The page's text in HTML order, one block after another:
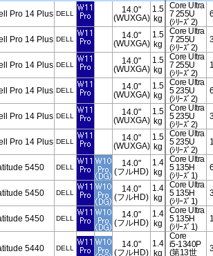
Pro 14 Plus DELL
14.0"
(WUXGA)
1.5
kg
Core Ultra
7 255U
(ｼﾘｰｽﾞ2)
Pro 14 Plus DELL
14.0"
(WUXGA)
1.5
kg
Core Ultra
7 255U
(ｼﾘｰｽﾞ2)
Pro 14 Plus DELL
14.0"
(WUXGA)
1.5
kg
Core Ultra
7 255U
(ｼﾘｰｽﾞ2)
Pro 14 Plus DELL
14.0"
(WUXGA)
1.5
kg
Core Ultra
5 235U
(ｼﾘｰｽﾞ2)
Pro 14 Plus DELL
14.0"
(WUXGA)
1.5
kg
Core Ultra
5 235U
(ｼﾘｰｽﾞ2)
Pro 14 Plus DELL
14.0"
(WUXGA)
1.5
kg
Core Ultra
5 235U
(ｼﾘｰｽﾞ2)
5450 DELL
14.0"
(フルHD)
1.4
kg
Core Ultra
5 135H
(ｼﾘｰｽﾞ1)
5450 DELL
14.0"
(フルHD)
1.4
kg
Core Ultra
5 135H
(ｼﾘｰｽﾞ1)
5450 DELL
14.0"
(フルHD)
1.4
kg
Core Ultra
5 135H
(ｼﾘｰｽﾞ1)
5440 DELL
14.0"
(フルHD)
1.4
kg
Core
i5-1340P
(第13世